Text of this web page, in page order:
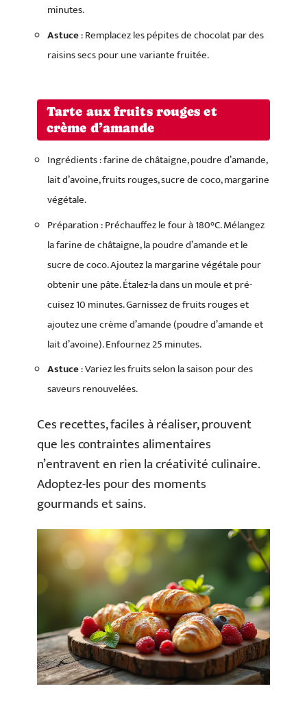
minutes.
Astuce: Remplacez les pépites de chocolat par des
raisins secs pour une variante fruitée.
Tarte aux fruits rouges et
crème d’amande
Ingrédients : farine de châtaigne, poudre d’amande,
lait d’avoine, fruits rouges, sucre de coco, margarine
végétale.
Préparation : Préchauffez le four à 180°C. Mélangez
la farine de châtaigne, la poudre d’amande et le
sucre de coco. Ajoutez la margarine végétale pour
obtenir une pâte. Étalez-la dans un moule et pré-
cuisez 10 minutes. Garnissez de fruits rouges et
ajoutez une crème d’amande (poudre d’amande et
lait d’avoine). Enfournez 25 minutes.
Astuce: Variez les fruits selon la saison pour des
saveurs renouvelées.
Ces recettes, faciles à réaliser, prouvent
que les contraintes alimentaires
n’entravent en rien la créativité culinaire.
Adoptez-les pour des moments
gourmands et sains.